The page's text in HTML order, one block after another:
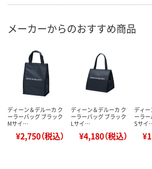
メーカーからのおすすめ商品
ディーン＆デルーカ ク
ーラーバッグ ブラック
Mサイ…
¥2,750（税込）
ディーン＆デルーカ ク
ーラーバッグ ブラック
Lサイ…
¥4,180（税込）
ディ
ーラ
Sサイ